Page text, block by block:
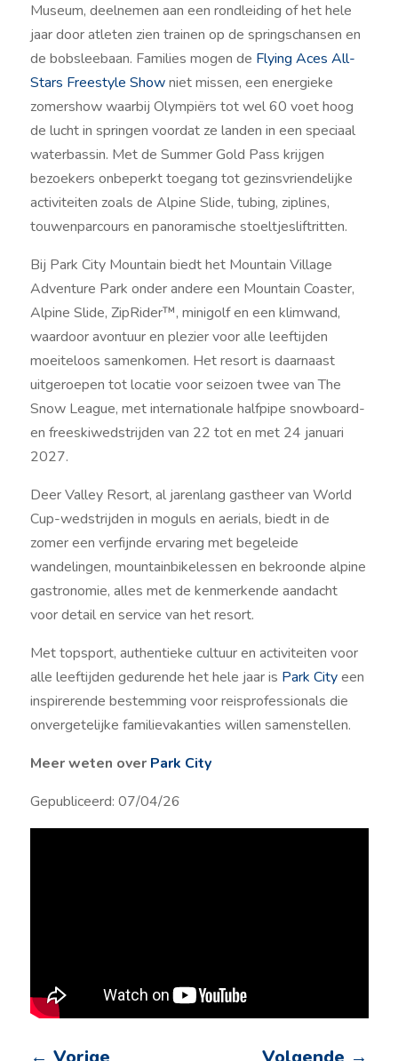
Museum, deelnemen aan een rondleiding of het hele
jaar door atleten zien trainen op de springschansen en
de bobsleebaan. Families mogen de Flying Aces All-
Stars Freestyle Showniet missen, een energieke
zomershow waarbij Olympiërs tot wel 60 voet hoog
de lucht in springen voordat ze landen in een speciaal
waterbassin. Met de Summer Gold Pass krijgen
bezoekers onbeperkt toegang tot gezinsvriendelijke
activiteiten zoals de Alpine Slide, tubing, ziplines,
touwenparcours en panoramische stoeltjesliftritten.
Bij Park City Mountain biedt het Mountain Village
Adventure Park onder andere een Mountain Coaster,
Alpine Slide, ZipRider™, minigolf en een klimwand,
waardoor avontuur en plezier voor alle leeftijden
moeiteloos samenkomen. Het resort is daarnaast
uitgeroepen tot locatie voor seizoen twee van The
Snow League, met internationale halfpipe snowboard-
en freeskiwedstrijden van 22 tot en met 24 januari
2027.
Deer Valley Resort, al jarenlang gastheer van World
Cup-wedstrijden in moguls en aerials, biedt in de
zomer een verfijnde ervaring met begeleide
wandelingen, mountainbikelessen en bekroonde alpine
gastronomie, alles met de kenmerkende aandacht
voor detail en service van het resort.
Met topsport, authentieke cultuur en activiteiten voor
alle leeftijden gedurende het hele jaar is Park Cityeen
inspirerende bestemming voor reisprofessionals die
onvergetelijke familievakanties willen samenstellen.
Meer weten over Park City
Gepubliceerd: 07/04/26